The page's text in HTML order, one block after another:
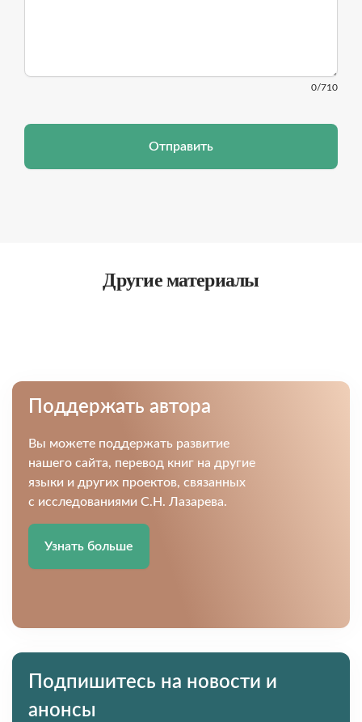
0/710
Отправить
Другие материалы
Поддержать автора
Вы можете поддержать развитие
нашего сайта, перевод книг на другие
языки и других проектов, связанных
с исследованиями С.Н. Лазарева.
Узнать больше
Подпишитесь на новости и
анонсы